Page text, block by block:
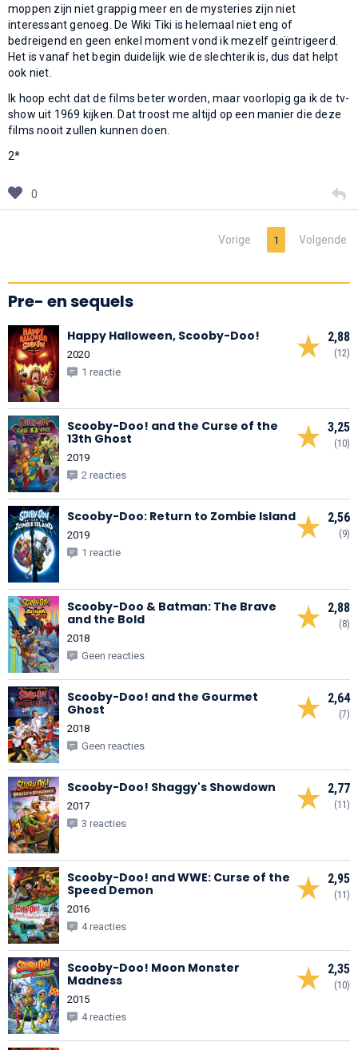
moppen zijn niet grappig meer en de mysteries zijn niet
interessant genoeg. De Wiki Tiki is helemaal niet eng of
bedreigend en geen enkel moment vond ik mezelf geïntrigeerd.
Het is vanaf het begin duidelijk wie de slechterik is, dus dat helpt
ook niet.
Ik hoop echt dat de films beter worden, maar voorlopig ga ik de tv-
show uit 1969 kijken. Dat troost me altijd op een manier die deze
films nooit zullen kunnen doen.
2*
0
Vorige 1 Volgende
Pre- en sequels
2,88
(12)
Happy Halloween, Scooby-Doo!
2020
1 reactie
3,25
(10)
Scooby-Doo! and the Curse of the
13th Ghost
2019
2 reacties
2,56
(9)
Scooby-Doo: Return to Zombie Island
2019
1 reactie
2,88
(8)
Scooby-Doo & Batman: The Brave
and the Bold
2018
Geen reacties
2,64
(7)
Scooby-Doo! and the Gourmet
Ghost
2018
Geen reacties
2,77
(11)
Scooby-Doo! Shaggy's Showdown
2017
3 reacties
2,95
(11)
Scooby-Doo! and WWE: Curse of the
Speed Demon
2016
4 reacties
2,35
(10)
Scooby-Doo! Moon Monster
Madness
2015
4 reacties